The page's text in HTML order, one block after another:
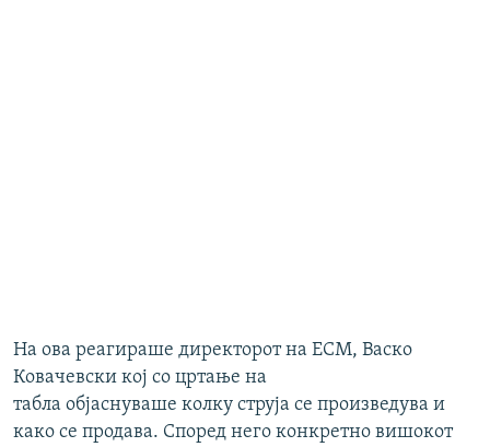
На ова реагираше директорот на ЕСМ, Васко
Ковачевски кој со цртање на
табла објаснуваше колку струја се произведува и
како се продава. Според него конкретно вишокот